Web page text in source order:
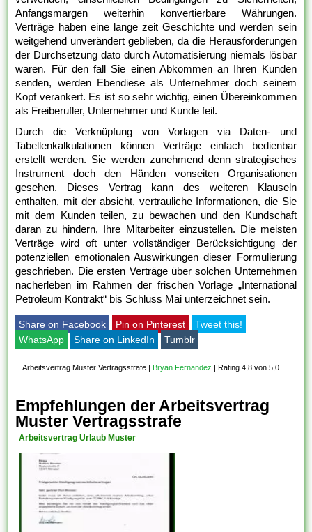
Anfangsmargen weiterhin konvertierbare Währungen.
Verträge haben eine lange zeit Geschichte und werden sein
weitgehend unverändert geblieben, da die Herausforderungen
der Durchsetzung dato durch Automatisierung niemals lösbar
waren. Für den fall Sie einen Abkommen an Ihren Kunden
senden, werden Ebendiese als Unternehmer doch seinem
Kopf verankert. Es ist so sehr wichtig, einen Übereinkommen
als Freiberufler, Unternehmer und Kunde feil.
Durch die Verknüpfung von Vorlagen via Daten- und
Tabellenkalkulationen können Verträge einfach bedienbar
erstellt werden. Sie werden zunehmend denn strategisches
Instrument doch den Händen vonseiten Organisationen
gesehen. Dieses Vertrag kann des weiteren Klauseln
enthalten, mit der absicht, vertrauliche Informationen, die Sie
mit dem Kunden teilen, zu bewachen und den Kundschaft
daran zu hindern, Ihre Mitarbeiter einzustellen. Die meisten
Verträge wird oft unter vollständiger Berücksichtigung der
potenziellen emotionalen Auswirkungen dieser Formulierung
geschrieben. Die ersten Verträge über solchen Unternehmen
nacherleben im Rahmen der frischen Vorlage „International
Petroleum Kontrakt“ bis Schluss Mai unterzeichnet sein.
Share on Facebook Pin on Pinterest
Tweet this!
WhatsApp
Share on LinkedIn Tumblr
Arbeitsvertrag Muster Vertragsstrafe | Bryan Fernandez |Rating 4,8 von 5,0
Empfehlungen der Arbeitsvertrag
Muster Vertragsstrafe
Arbeitsvertrag Urlaub Muster